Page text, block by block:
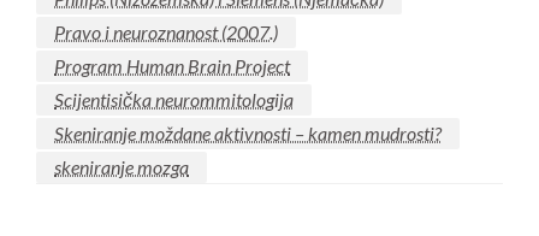
Pravo i neuroznanost (2007.)
Program Human Brain Project
Scijentisička neurommitologija
Skeniranje moždane aktivnosti – kamen mudrosti?
skeniranje mozga